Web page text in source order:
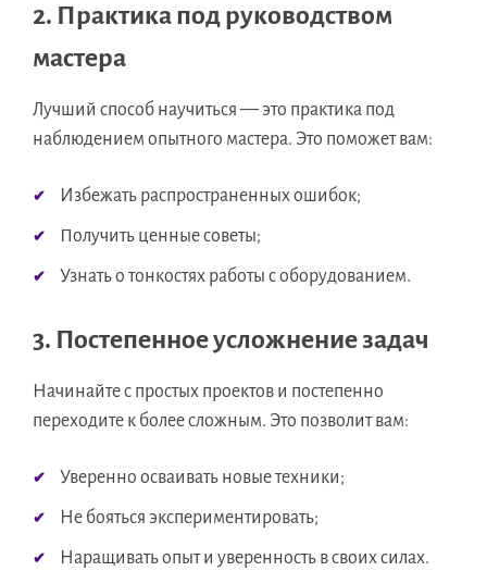
2. Практика под руководством
мастера
Лучший способ научиться — это практика под
наблюдением опытного мастера. Это поможет вам:
Избежать распространенных ошибок;
Получить ценные советы;
Узнать о тонкостях работы с оборудованием.
3. Постепенное усложнение задач
Начинайте с простых проектов и постепенно
переходите к более сложным. Это позволит вам:
Уверенно осваивать новые техники;
Не бояться экспериментировать;
Наращивать опыт и уверенность в своих силах.